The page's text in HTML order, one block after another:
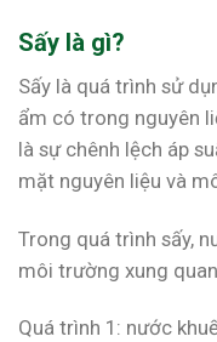
Sấy là gì?
Sấy là quá trình sử
ẩm có trong nguyên
là sự chênh lệch áp
mặt nguyên liệu và
Trong quá trình sấy,
môi trường xung
Quá trình 1: nước